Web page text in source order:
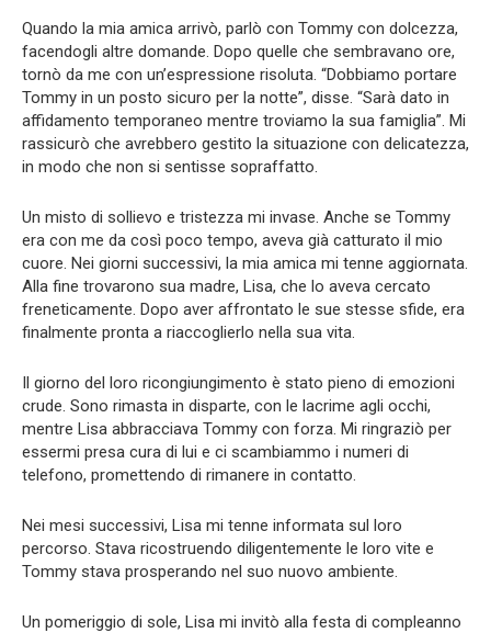
Quando la mia amica arrivò, parlò con Tommy con dolcezza,
facendogli altre domande. Dopo quelle che sembravano ore,
tornò da me con un’espressione risoluta. “Dobbiamo portare
Tommy in un posto sicuro per la notte”, disse. “Sarà dato in
affidamento temporaneo mentre troviamo la sua famiglia”. Mi
rassicurò che avrebbero gestito la situazione con delicatezza,
in modo che non si sentisse sopraffatto.
Un misto di sollievo e tristezza mi invase. Anche se Tommy
era con me da così poco tempo, aveva già catturato il mio
cuore. Nei giorni successivi, la mia amica mi tenne aggiornata.
Alla fine trovarono sua madre, Lisa, che lo aveva cercato
freneticamente. Dopo aver affrontato le sue stesse sfide, era
finalmente pronta a riaccoglierlo nella sua vita.
Il giorno del loro ricongiungimento è stato pieno di emozioni
crude. Sono rimasta in disparte, con le lacrime agli occhi,
mentre Lisa abbracciava Tommy con forza. Mi ringraziò per
essermi presa cura di lui e ci scambiammo i numeri di
telefono, promettendo di rimanere in contatto.
Nei mesi successivi, Lisa mi tenne informata sul loro
percorso. Stava ricostruendo diligentemente le loro vite e
Tommy stava prosperando nel suo nuovo ambiente.
Un pomeriggio di sole, Lisa mi invitò alla festa di compleanno